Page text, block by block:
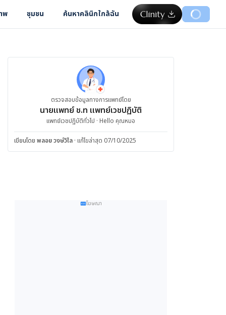
พ ชุมชน ค้นหาคลินิกใกล้ฉัน
ตรวจสอบข้อมูลทางการแพทย์โดย
นายแพทย์ ช.ท แพทย์เวชปฏิบัติ
แพทย์เวชปฏิบัติทั่วไป · Hello คุณหมอ
เขียนโดย พลอย วงษ์วิไล · แก้ไขล่าสุด 07/10/2025
โฆษณา